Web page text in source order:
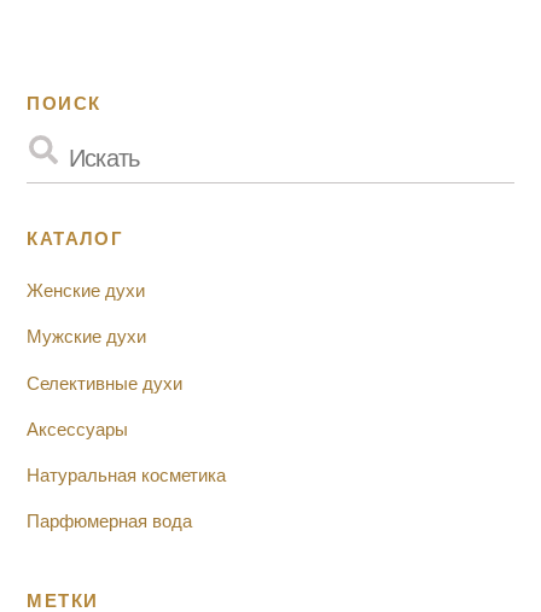
ПОИСК
КАТАЛОГ
Женские духи
Мужские духи
Селективные духи
Аксессуары
Натуральная косметика
Парфюмерная вода
МЕТКИ